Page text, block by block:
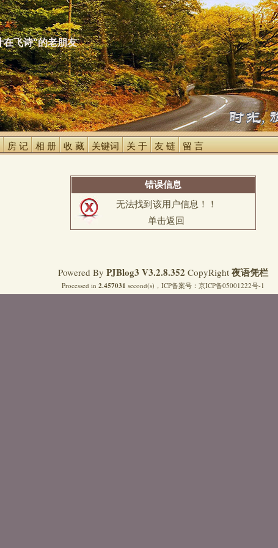
在飞诗"的老朋友
房 记 相 册 收 藏 关键词 关 于 友 链 留 言
错误信息
无法找到该用户信息！！
单击返回
Powered By PJBlog3 V3.2.8.352 CopyRight 夜语凭栏
Processed in 2.457031 second(s)， ICP备案号： 京ICP备05001222号-1